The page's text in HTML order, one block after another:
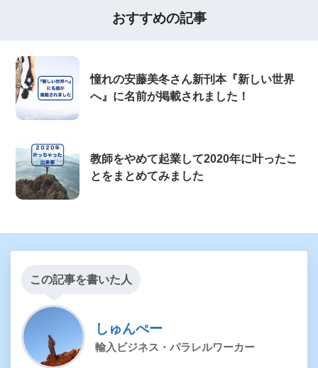
おすすめの記事
憧れの安藤美冬さん新刊本『新しい世界
へ』に名前が掲載されました！
教師をやめて起業して2020年に叶ったこ
とをまとめてみました
この記事を書いた人
しゅんぺー
輸入ビジネス・パラレルワーカー